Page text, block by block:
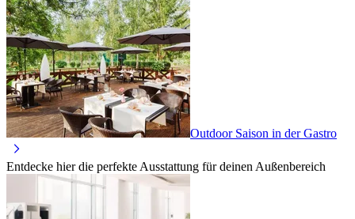
Outdoor Saison in der Gastro
Entdecke hier die perfekte Ausstattung für deinen Außenbereich